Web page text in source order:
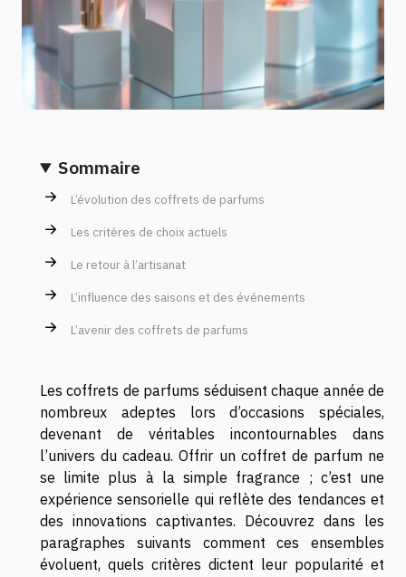
Sommaire
L’évolution des coffrets de parfums
Les critères de choix actuels
Le retour à l’artisanat
L’influence des saisons et des événements
L’avenir des coffrets de parfums
Les coffrets de parfums séduisent chaque année de
nombreux adeptes lors d’occasions spéciales,
devenant de véritables incontournables dans
l’univers du cadeau. Offrir un coffret de parfum ne
se limite plus à la simple fragrance ; c’est une
expérience sensorielle qui reflète des tendances et
des innovations captivantes. Découvrez dans les
paragraphes suivants comment ces ensembles
évoluent, quels critères dictent leur popularité et